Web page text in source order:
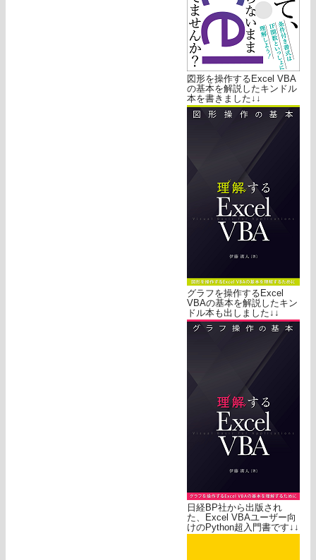
図形を操作するExcel VBA
の基本を解説したキンドル
本を書きました↓↓
グラフを操作するExcel
VBAの基本を解説したキン
ドル本も出しました↓↓
日経BP社から出版され
た、Excel VBAユーザー向
けのPython超入門書です↓↓